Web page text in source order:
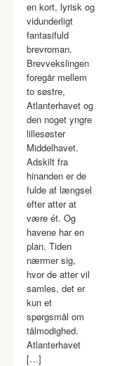
en kort, lyrisk og
vidunderligt
fantasifuld
brevroman.
Brevvekslingen
foregår mellem
to søstre,
Atlanterhavet og
den noget yngre
lillesøster
Middelhavet.
Adskilt fra
hinanden er de
fulde af længsel
efter atter at
være ét. Og
havene har en
plan. Tiden
nærmer sig,
hvor de atter vil
samles, det er
kun et
spørgsmål om
tålmodighed.
Atlanterhavet
[…]